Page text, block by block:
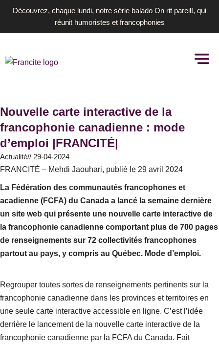
Aller
contenu
Découvrez, chaque lundi, notre série balado On rit pareil!, qui
réunit humoristes et francophonies
Nouvelle carte interactive de la
francophonie canadienne : mode
d’emploi |FRANCITÉ|
Actualité// 29-04-2024
FRANCITÉ – Mehdi Jaouhari, publié le 29 avril 2024
La Fédération des communautés francophones et
acadienne (FCFA) du Canada a lancé la semaine dernière
un site web qui présente une nouvelle carte interactive de
la francophonie canadienne comportant plus de 700 pages
de renseignements sur 72 collectivités francophones
partout au pays, y compris au Québec. Mode d’emploi.
Regrouper toutes sortes de renseignements pertinents sur la
francophonie canadienne dans les provinces et territoires en
une seule carte interactive accessible en ligne. C’est l’idée
derrière le lancement de la nouvelle carte interactive de la
francophonie canadienne par la FCFA du Canada. Fait